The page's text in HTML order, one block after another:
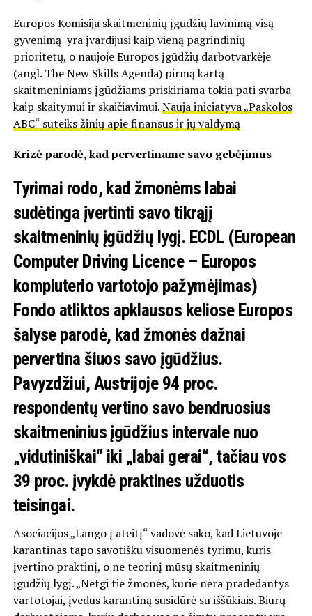
Europos Komisija skaitmeninių įgūdžių lavinimą visą
gyvenimą yra įvardijusi kaip vieną pagrindinių
prioritetų, o naujoje Europos įgūdžių darbotvarkėje
(angl. The New Skills Agenda) pirmą kartą
skaitmeniniams įgūdžiams priskiriama tokia pati svarba
kaip skaitymui ir skaičiavimui.Nauja iniciatyva „Paskolos
ABC“ suteiks žinių apie finansus ir jų valdymą
Krizė parodė, kad pervertiname savo gebėjimus
Tyrimai rodo, kad žmonėms labai
sudėtinga įvertinti savo tikrąjį
skaitmeninių įgūdžių lygį. ECDL (European
Computer Driving Licence – Europos
kompiuterio vartotojo pažymėjimas)
Fondo atliktos apklausos keliose Europos
šalyse parodė, kad žmonės dažnai
pervertina šiuos savo įgūdžius.
Pavyzdžiui, Austrijoje 94 proc.
respondentų vertino savo bendruosius
skaitmeninius įgūdžius intervale nuo
„vidutiniškai“ iki „labai gerai“, tačiau vos
39 proc. įvykdė praktines užduotis
teisingai.
Asociacijos „Lango į ateitį“ vadovė sako, kad Lietuvoje
karantinas tapo savotišku visuomenės tyrimu, kuris
įvertino praktinį, o ne teorinį mūsų skaitmeninių
įgūdžių lygį. „Netgi tie žmonės, kurie nėra pradedantys
vartotojai, įvedus karantiną susidūrė su iššūkiais. Biurų